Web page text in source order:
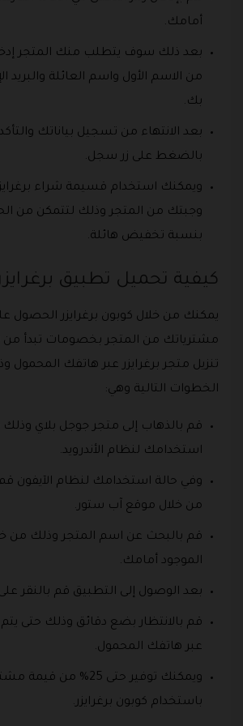
أمامك.
بعد ذلك سوف يتطلب منك المتجر
من الاسم الأول واسم العائلة والبريد
بك.
بعد الانتهاء من تسجيل بياناتك
بالضغط على زر سجل.
ويمكنك استخدام قسيمة شراء
وجبتك من المتجر وذلك لتتمكن من
بنسبة تخفيض هائلة.
كيفية تحميل تطبيق
يمكنك من خلال كوبون برغرايزر الحصول
تنزيل متجر برغرايزر عبر هاتفك المحمول
الخطوات التالية وهي:
قم بالذهاب إلى متجر جوجل بلاي وذلك
استخدامك لنظام الأندرويد.
وفي حالة استخدامك لنظام الآيفون
من خلال موقع آب ستور.
قم بالبحث عن اسم المتجر وذلك من
الموجود أمامك.
بعد الوصول إلى التطبيق قم بالنقر
قم بالانتظار بضع دقائق وذلك حتى
عبر هاتفك المحمول.
ويمكنك توفير حتى 25% من
باستخدام كوبون برغرايزر.